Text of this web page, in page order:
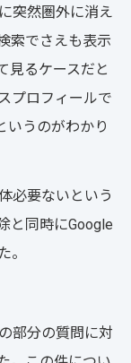
突然圏外に消え
索でさえも表示
見るケースだと
プロフィールで
いうのがわかり
必要ないという
と同時にGoogle
。
部分の質問に対